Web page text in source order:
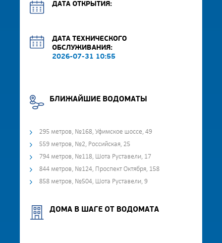
ДАТА ОТКРЫТИЯ:
ДАТА ТЕХНИЧЕСКОГО
ОБСЛУЖИВАНИЯ:
2026-07-31 10:55
БЛИЖАЙШИЕ ВОДОМАТЫ
295 метров, №168, Уфимское шоссе, 49
559 метров, №2, Российская, 25
794 метров, №118, Шота Руставели, 17
844 метров, №124, Проспект Октября, 158
858 метров, №504, Шота Руставели, 9
ДОМА В ШАГЕ ОТ ВОДОМАТА